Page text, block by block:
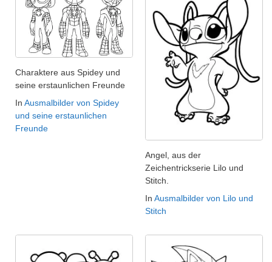
Charaktere aus Spidey und
seine erstaunlichen Freunde
In Ausmalbilder von Spidey
und seine erstaunlichen
Freunde
Angel, aus der
Zeichentrickserie Lilo und
Stitch.
In Ausmalbilder von Lilo und
Stitch